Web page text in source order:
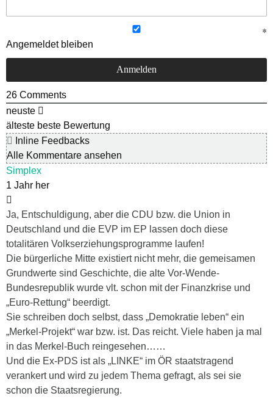
Angemeldet bleiben
26 Comments
neuste
älteste beste Bewertung
Inline Feedbacks
Alle Kommentare ansehen
Simplex
1 Jahr her
Ja, Entschuldigung, aber die CDU bzw. die Union in
Deutschland und die EVP im EP lassen doch diese
totalitären Volkserziehungsprogramme laufen!
Die bürgerliche Mitte existiert nicht mehr, die gemeisamen
Grundwerte sind Geschichte, die alte Vor-Wende-
Bundesrepublik wurde vlt. schon mit der Finanzkrise und
„Euro-Rettung“ beerdigt.
Sie schreiben doch selbst, dass „Demokratie leben“ ein
„Merkel-Projekt“ war bzw. ist. Das reicht. Viele haben ja mal
in das Merkel-Buch reingesehen……
Und die Ex-PDS ist als „LINKE“ im ÖR staatstragend
verankert und wird zu jedem Thema gefragt, als sei sie
schon die Staatsregierung.